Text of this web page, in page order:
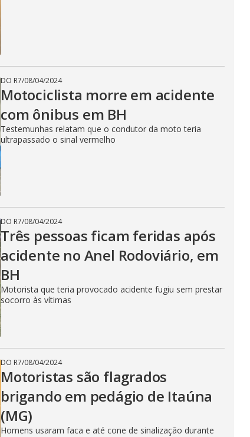
DO R7/08/04/2024
Motociclista morre em acidente
com ônibus em BH
Testemunhas relatam que o condutor da moto teria
ultrapassado o sinal vermelho
DO R7/08/04/2024
Três pessoas ficam feridas após
acidente no Anel Rodoviário, em
BH
Motorista que teria provocado acidente fugiu sem prestar
socorro às vítimas
DO R7/08/04/2024
Motoristas são flagrados
brigando em pedágio de Itaúna
(MG)
Homens usaram faca e até cone de sinalização durante